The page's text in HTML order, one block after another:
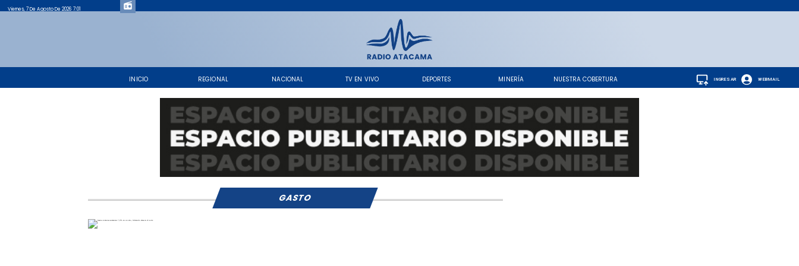
INICIO REGIONAL NACIONAL TV EN VIVO DEPORTES MINERÍA NUESTRA COBERTURA
Viernes, 7 De Agosto De 2026 7:01
WEBMAIL
INGRESAR
GASTO